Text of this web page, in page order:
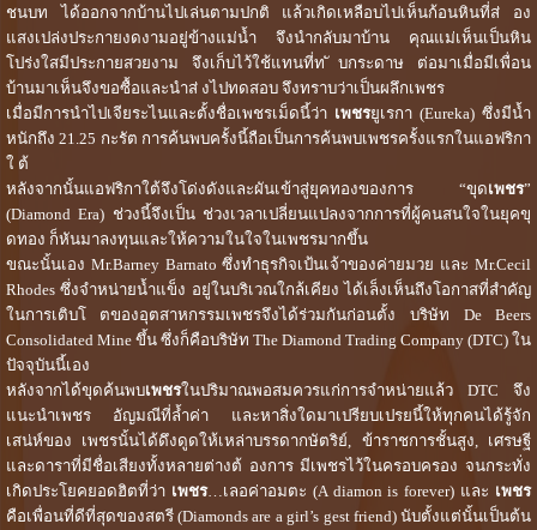
ชนบท ได้ออกจากบ้านไปเล่นตามปกติ แล้วเกิดเหลือบไปเห็นก้อนหินที่ส่ อง
แสงเปล่งประกายงดงามอยู่ข้างแม่น้ำ จึงนำกลับมาบ้าน คุณแม่เห็นเป็นหิน
โปร่งใสมีประกายสวยงาม จึงเก็บไว้ใช้แทนที่ท ับกระดาษ ต่อมาเมื่อมีเพื่อน
บ้านมาเห็นจึงขอซื้อและนำส่ งไปทดสอบ จึงทราบว่าเป็นผลึกเพชร
เมื่อมีการนำไปเจียระไนและตั้งชื่อเพชรเม็ดนี้ว่า เพชรยูเรกา (Eureka) ซึ่งมีน้ำ
หนักถึง 21.25 กะรัต การค้นพบครั้งนี้ถือเป็นการค้นพบเพชรครั้งแรกในแอฟริกา
ใ ต้
หลังจากนั้นแอฟริกาใต้จึงโด่งดังและผันเข้าสู่ยุคทองของการ “ขุดเพชร”
(Diamond Era) ช่วงนี้จึงเป็น ช่วงเวลาเปลี่ยนแปลงจากการที่ผู้คนสนใจในยุคขุ
ดทอง ก็หันมาลงทุนและให้ความในใจในเพชรมากขึ้น
ขณะนั้นเอง Mr.Barney Barnato ซึ่งทำธุรกิจเป้นเจ้าของค่ายมวย และ Mr.Cecil
Rhodes ซึ่งจำหน่ายน้ำแข็ง อยู่ในบริเวณใกล้เคียง ได้เล็งเห็นถึงโอกาสที่สำคัญ
ในการเติบโ ตของอุตสาหกรรมเพชรจึงได้ร่วมกันก่อนตั้ง บริษัท De Beers
Consolidated Mine ขึ้น ซึ่งก็คือบริษัท The Diamond Trading Company (DTC) ใน
ปัจจุบันนี้เอง
หลังจากได้ขุดค้นพบเพชรในปริมาณพอสมควรแก่การจำหน่ายแล้ว DTC จึง
แนะนำเพชร อัญมณีที่ล้ำค่า และหาสิ่งใดมาเปรียบเปรยนี้ให้ทุกคนได้รู้จัก
เสน่ห์ของ เพชรนั้นได้ดึงดูดให้เหล่าบรรดากษัตริย์, ข้าราชการชั้นสูง, เศรษฐี
และดาราที่มีชื่อเสียงทั้งหลายต่างต้ องการ มีเพชรไว้ในครอบครอง จนกระทั่ง
เกิดประโยคยอดฮิตที่ว่า เพชร…เลอค่าอมตะ (A diamon is forever) และ เพชร
คือเพื่อนที่ดีที่สุดของสตรี (Diamonds are a girl’s gest friend) นับตั้งแต่นั้นเป็นต้น